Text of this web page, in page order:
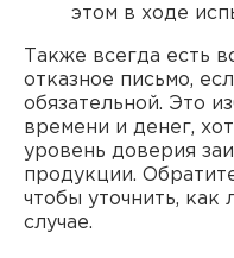
этом в ходе
Также всегда есть
отказное письмо,
обязательной. Это
времени и денег,
уровень доверия
продукции.
чтобы уточнить, как
случае.